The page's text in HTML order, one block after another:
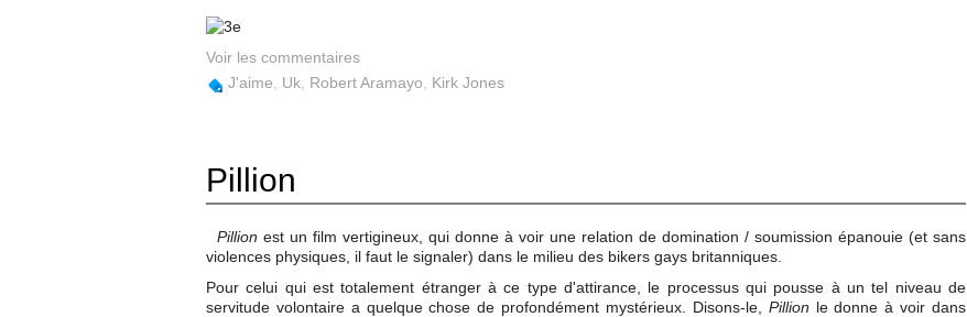
Voir les commentaires
J'aime
Uk Robert Aramayo Kirk Jones
Pillion
Pillion est un film vertigineux, qui donne à voir une relation de domination / soumission épanouie (et sans
violences physiques, il faut le signaler) dans le milieu des bikers gays britanniques.
Pour celui qui est totalement étranger à ce type d'attirance, le processus qui pousse à un tel niveau de
servitude volontaire a quelque chose de profondément mystérieux. Disons-le, Pillion le donne à voir dans